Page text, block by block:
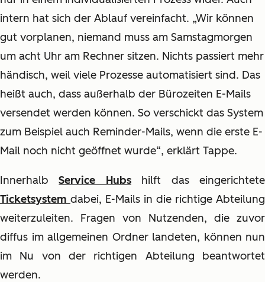
intern hat sich der Ablauf vereinfacht. „Wir können
gut vorplanen, niemand muss am Samstagmorgen
um acht Uhr am Rechner sitzen. Nichts passiert mehr
händisch, weil viele Prozesse automatisiert sind. Das
heißt auch, dass außerhalb der Bürozeiten E-Mails
versendet werden können. So verschickt das System
zum Beispiel auch Reminder-Mails, wenn die erste E-
Mail noch nicht geöffnet wurde“, erklärt Tappe.
InnerhalbService Hubshilft das eingerichtete
Ticketsystem dabei, E-Mails in die richtige Abteilung
weiterzuleiten. Fragen von Nutzenden, die zuvor
diffus im allgemeinen Ordner landeten, können nun
im Nu von der richtigen Abteilung beantwortet
werden.